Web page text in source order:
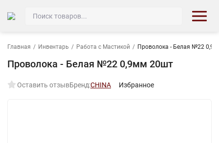
Главная / Инвентарь / Работа с Мастикой / Проволока - Белая №22
Проволока - Белая №22 0,9мм 20шт
Оставить отзывБренд:CHINA Избранное